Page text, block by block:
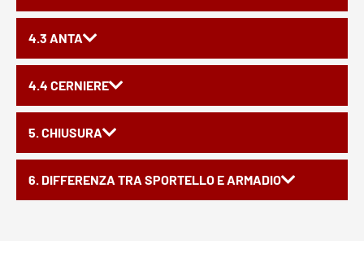
4.3 ANTA
4.4 CERNIERE
5. CHIUSURA
6. DIFFERENZA TRA SPORTELLO E ARMADIO